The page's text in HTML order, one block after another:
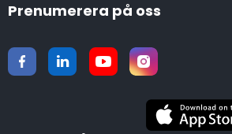
Prenumerera på oss